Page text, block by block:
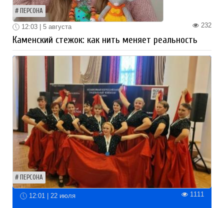
ПЕРСОНА
232
12:03 | 5 августа
Каменский стежок: как нить меняет реальность
ПЕРСОНА
12:01 | 22 июля 1111